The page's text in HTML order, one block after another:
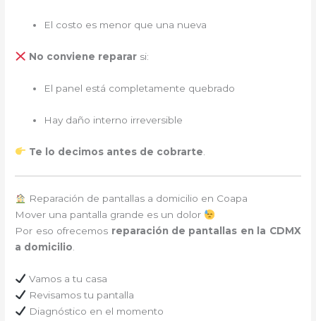
El costo es menor que una nueva
No conviene repararsi:
El panel está completamente quebrado
Hay daño interno irreversible
Te lo decimos antes de cobrarte
Reparación de pantallas a domicilio en Coapa
Mover una pantalla grande es un dolor
Por eso ofrecemos reparación de pantallas en la CDMX
a domicilio
Vamos a tu casa
Revisamos tu pantalla
Diagnóstico en el momento